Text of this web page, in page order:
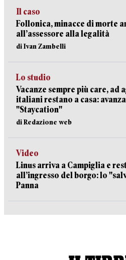
Il caso
Follonica, minacce di morte
all’assessore alla legalità
di Ivan Zambelli
Lo studio
Vacanze sempre più care, ad
italiani restano a casa:
"Staycation"
di Redazione web
Video
Linus arriva a Campiglia e
all’ingresso del borgo: lo
Panna